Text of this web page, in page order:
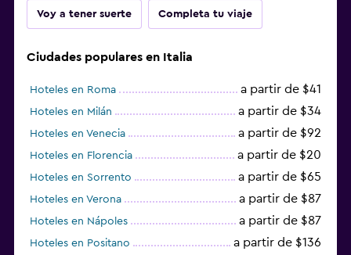
Voy a tener suerte Completa tu viaje
Ciudades populares en Italia
Hoteles en Roma a partir de $41
Hoteles en Milán a partir de $34
Hoteles en Venecia a partir de $92
Hoteles en Florencia a partir de $20
Hoteles en Sorrento a partir de $65
Hoteles en Verona a partir de $87
Hoteles en Nápoles a partir de $87
Hoteles en Positano a partir de $136